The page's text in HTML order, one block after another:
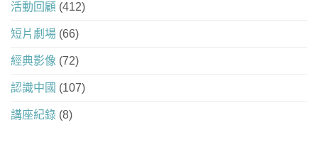
活動回顧 (412)
短片劇場 (66)
經典影像 (72)
認識中國 (107)
講座紀錄 (8)